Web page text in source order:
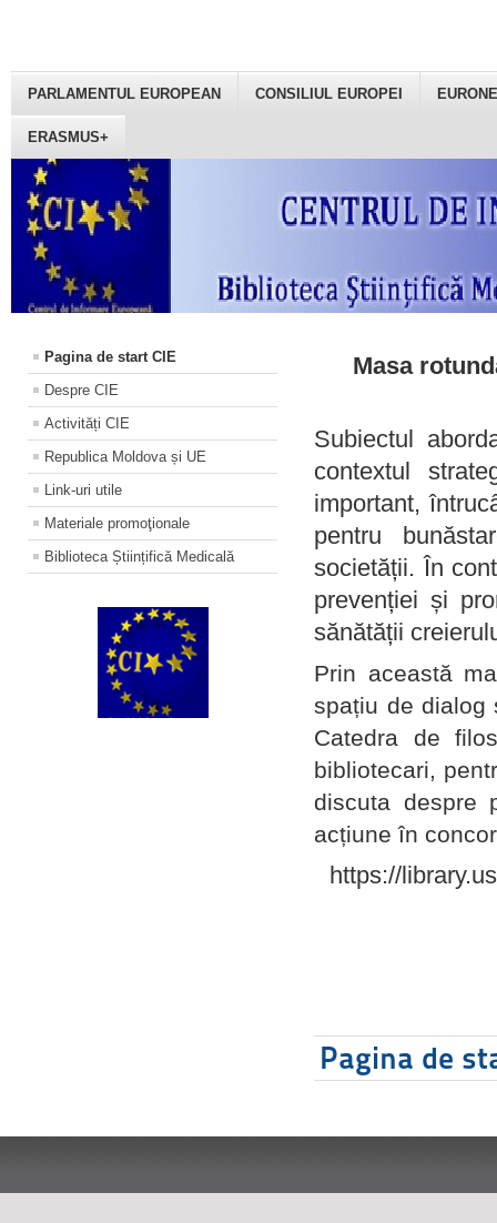
PARLAMENTUL EUROPEAN CONSILIUL EUROPEI
ERASMUS+
Pagina de start CIE
Despre CIE
Activități CIE
Republica Moldova și UE
Link-uri utile
Materiale promoţionale
Biblioteca Științifică Medicală
Masa
Subiectul
contextul
important,
pentru
societății. În
prevenției și
sănătății
Prin această
spațiu de dialog
Catedra de
bibliotecari,
discuta despre
acțiune în
https://
Pagina de